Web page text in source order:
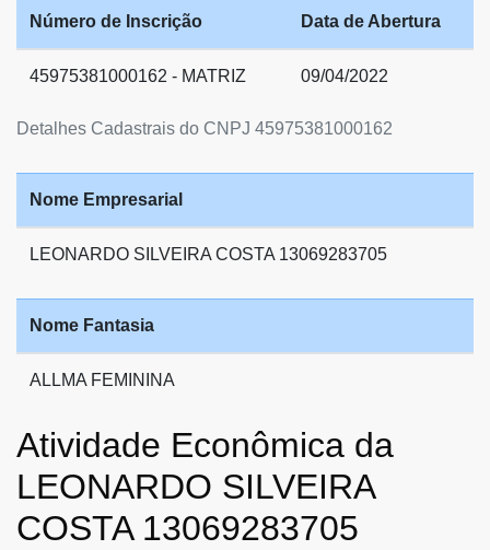
Detalhes Cadastrais do CNPJ 45975381000162
Número de Inscrição Data de Abertura
45975381000162 - MATRIZ 09/04/2022
Nome Empresarial
LEONARDO SILVEIRA COSTA 13069283705
Nome Fantasia
ALLMA FEMININA
Atividade Econômica da
LEONARDO SILVEIRA
COSTA 13069283705